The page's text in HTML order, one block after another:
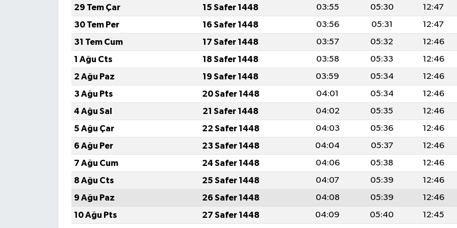
29 Tem Çar 15 Safer 1448 03:55 05:30
12:47
30 Tem Per
16 Safer 1448 03:56 05:31
12:47
31 Tem Cum
17 Safer 1448 03:57 05:32
12:46
1 Ağu Cts
18 Safer 1448 03:58 05:33
12:46
2 Ağu Paz
19 Safer 1448 03:59 05:34
12:46
3 Ağu Pts
20 Safer 1448 04:01 05:34
12:46
4 Ağu Sal
21 Safer 1448 04:02 05:35
12:46
5 Ağu Çar
22 Safer 1448 04:03 05:36
12:46
6 Ağu Per
23 Safer 1448 04:04 05:37
12:46
7 Ağu Cum
24 Safer 1448 04:06 05:38
12:46
8 Ağu Cts
25 Safer 1448 04:07 05:39
12:46
9 Ağu Paz
26 Safer 1448 04:08 05:39
12:46
10 Ağu Pts
27 Safer 1448 04:09 05:40 12:45
Köşe Yazıları
Kültür Sanat